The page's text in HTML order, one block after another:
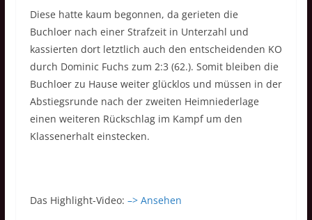
Diese hatte kaum begonnen, da gerieten die
Buchloer nach einer Strafzeit in Unterzahl und
kassierten dort letztlich auch den entscheidenden KO
durch Dominic Fuchs zum 2:3 (62.). Somit bleiben die
Buchloer zu Hause weiter glücklos und müssen in der
Abstiegsrunde nach der zweiten Heimniederlage
einen weiteren Rückschlag im Kampf um den
Klassenerhalt einstecken.
Das Highlight-Video: –> Ansehen